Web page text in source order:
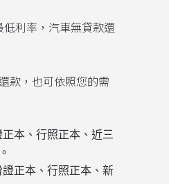
利率，汽車無貸款還
款，也可依照您的需
本、行照正本、近三
正本、行照正本、新